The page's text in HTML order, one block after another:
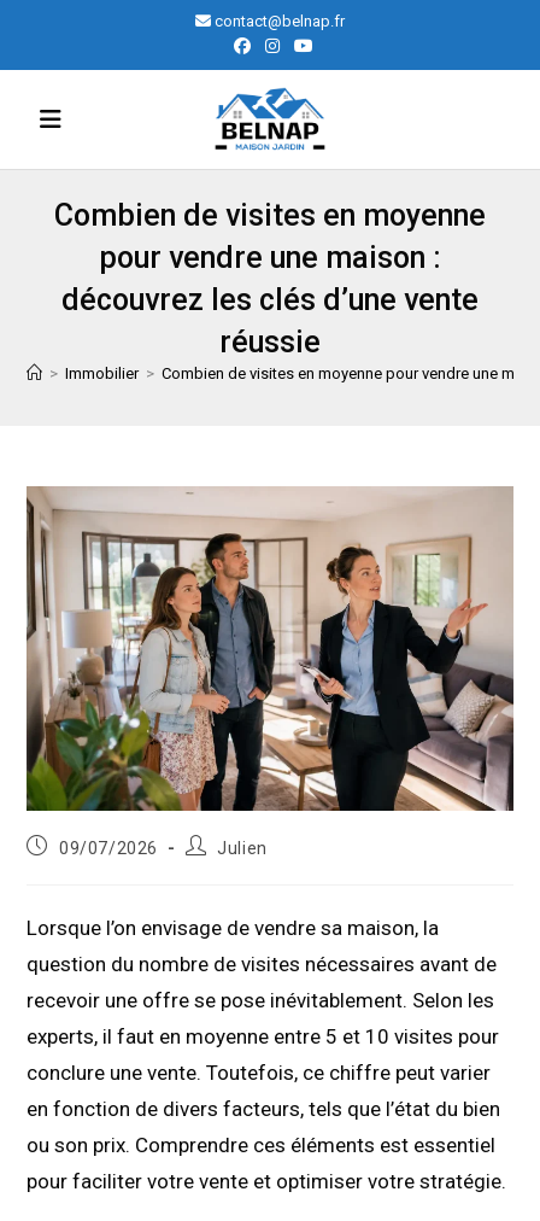
content
contact@belnap.fr
Combien de visites en moyenne
pour vendre une maison :
découvrez les clés d’une vente
réussie
> Immobilier > Combien de visites en moyenne pour vendre une
Publication
09/07/2026
Auteur/autrice
Julien
Lorsque l’on envisage de vendre sa maison, la
question du nombre de visites nécessaires avant de
recevoir une offre se pose inévitablement. Selon les
experts, il faut en moyenne entre 5 et 10 visites pour
conclure une vente. Toutefois, ce chiffre peut varier
en fonction de divers facteurs, tels que l’état du bien
ou son prix. Comprendre ces éléments est essentiel
pour faciliter votre vente et optimiser votre stratégie.